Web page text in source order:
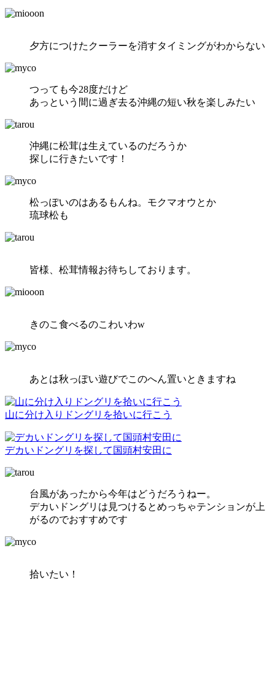
夕方につけたクーラーを消すタイミングがわからない
つっても今28度だけど
あっという間に過ぎ去る沖縄の短い秋を楽しみたい
沖縄に松茸は生えているのだろうか
探しに行きたいです！
松っぽいのはあるもんね。モクマオウとか
琉球松も
皆様、松茸情報お待ちしております。
きのこ食べるのこわいわw
あとは秋っぽい遊びでこのへん置いときますね
山に分け入りドングリを拾いに行こう
デカいドングリを探して国頭村安田に
台風があったから今年はどうだろうねー。
デカいドングリは見つけるとめっちゃテンションが上
がるのでおすすめです
拾いたい！